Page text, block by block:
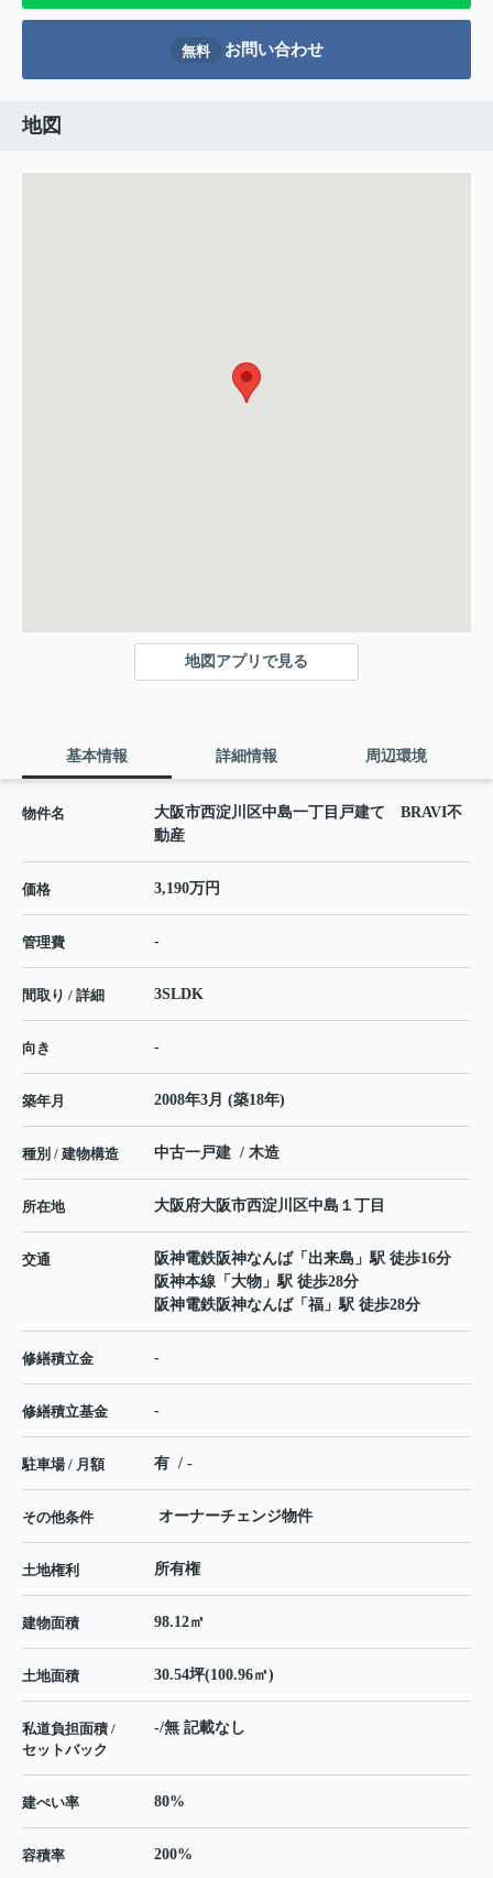
無料 お問い合わせ
地図
地図アプリで見る
基本情報 詳細情報 周辺環境
物件名
大阪市西淀川区中島一丁目戸建て BRAVI不
動産
価格 3,190万円
管理費 -
間取り / 詳細 3SLDK
向き -
築年月 2008年3月 (築18年)
種別 / 建物構造 中古一戸建 / 木造
所在地 大阪府大阪市西淀川区中島 １丁目
交通 阪神電鉄阪神なんば「 出来島 」駅 徒歩16分
阪神本線 「 大物 」駅 徒歩28分
阪神電鉄阪神なんば「 福 」駅 徒歩28分
修繕積立金 -
修繕積立基金 -
駐車場 / 月額 有 / -
その他条件 オーナーチェンジ物件
土地権利 所有権
建物面積 98.12㎡
土地面積 30.54坪(100.96㎡)
私道負担面積 /
セットバック
-/無 記載なし
建ぺい率 80%
容積率 200%